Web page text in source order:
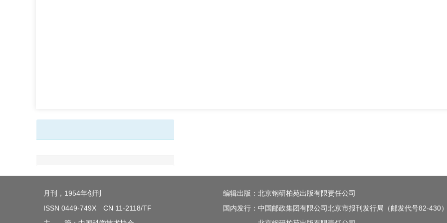
月刊，1954年创刊
ISSN 0449-749X CN 11-2118/TF
编辑出版：北京钢研柏苑出版有限责任公司
国内发行：中国邮政集团有限公司北京市报刊发行局（邮发代号82-430